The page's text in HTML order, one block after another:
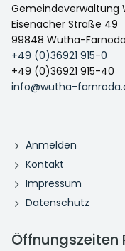
Gemeindeverwaltung
Eisenacher Straße 49
99848 Wutha-Farnoda
+49 (0)36921 915-0
+49 (0)36921 915-40
info@wutha-
Anmelden
Kontakt
Impressum
Datenschutz
Öffnungszeiten